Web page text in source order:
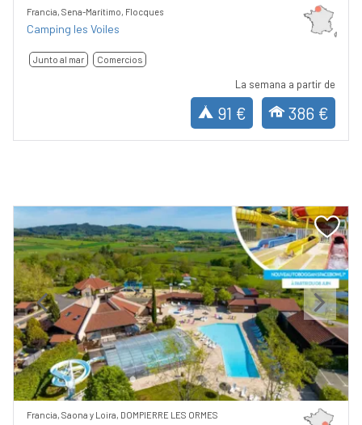
Francia, Sena-Marítimo, Flocques
Camping les Voiles
Junto al mar Comercios
La semana a partir de
91 € 386 €
Previous Next
Francia, Saona y Loira, DOMPIERRE LES ORMES